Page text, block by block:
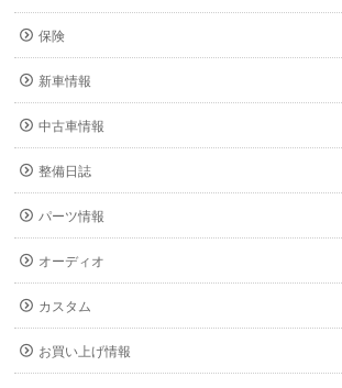
保険
新車情報
中古車情報
整備日誌
パーツ情報
オーディオ
カスタム
お買い上げ情報